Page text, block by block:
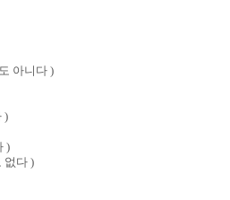
아니다 )
)
)
없다 )